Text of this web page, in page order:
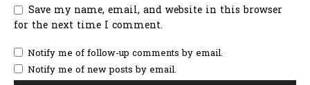
Save my name, email, and website in this browser
for the next time I comment.
Notify me of follow-up comments by email.
Notify me of new posts by email.